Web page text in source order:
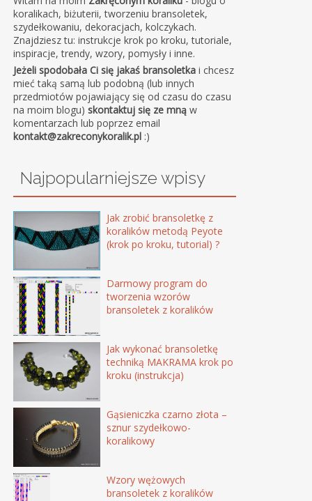
koralikach, biżuterii, tworzeniu bransoletek,
szydełkowaniu, dekoracjach, kolczykach.
Znajdziesz tu: instrukcje krok po kroku, tutoriale,
inspiracje, trendy, wzory, pomysły i inne.
Jeżeli spodobała Ci się jakaś bransoletka i chcesz
mieć taką samą lub podobną (lub innych
przedmiotów pojawiający się od czasu do czasu
na moim blogu)skontaktuj się ze mną w
komentarzach lub poprzez email
kontakt@zakreconykoralik.pl :)
Najpopularniejsze wpisy
Jak zrobić bransoletkę z
koralików metodą Peyote
(krok po kroku, tutorial) ?
Darmowy program do
tworzenia wzorów
bransoletek z koralików
Jak wykonać bransoletkę
techniką MAKRAMA krok po
kroku (instrukcja)
Gąsieniczka czarno złota –
sznur szydełkowo-
koralikowy
Wzory wężowych
bransoletek z koralików